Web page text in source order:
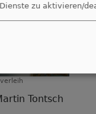
Tontsch
zu aktivieren/